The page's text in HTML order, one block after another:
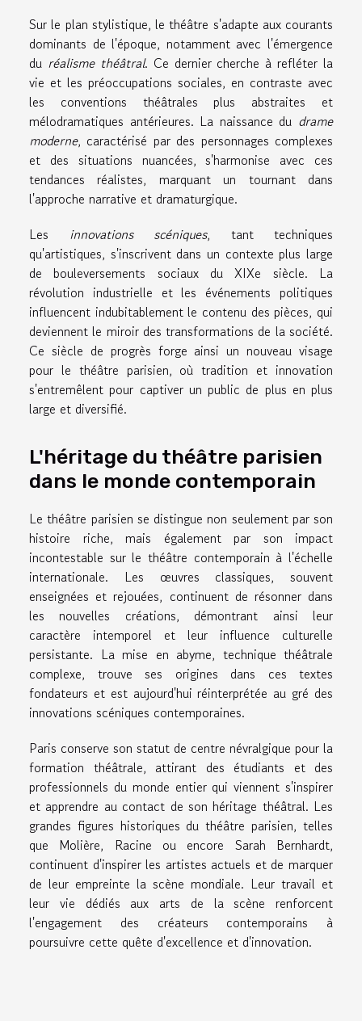
Sur le plan stylistique, le théâtre s'adapte aux courants
dominants de l'époque, notamment avec l'émergence
du réalisme théâtral. Ce dernier cherche à refléter la
vie et les préoccupations sociales, en contraste avec
les conventions théâtrales plus abstraites et
mélodramatiques antérieures. La naissance du drame
moderne, caractérisé par des personnages complexes
et des situations nuancées, s'harmonise avec ces
tendances réalistes, marquant un tournant dans
l'approche narrative et dramaturgique.
Les innovations scéniques, tant techniques
qu'artistiques, s'inscrivent dans un contexte plus large
de bouleversements sociaux du XIXe siècle. La
révolution industrielle et les événements politiques
influencent indubitablement le contenu des pièces, qui
deviennent le miroir des transformations de la société.
Ce siècle de progrès forge ainsi un nouveau visage
pour le théâtre parisien, où tradition et innovation
s'entremêlent pour captiver un public de plus en plus
large et diversifié.
L'héritage du théâtre parisien
dans le monde contemporain
Le théâtre parisien se distingue non seulement par son
histoire riche, mais également par son impact
incontestable sur le théâtre contemporain à l'échelle
internationale. Les œuvres classiques, souvent
enseignées et rejouées, continuent de résonner dans
les nouvelles créations, démontrant ainsi leur
caractère intemporel et leur influence culturelle
persistante. La mise en abyme, technique théâtrale
complexe, trouve ses origines dans ces textes
fondateurs et est aujourd'hui réinterprétée au gré des
innovations scéniques contemporaines.
Paris conserve son statut de centre névralgique pour la
formation théâtrale, attirant des étudiants et des
professionnels du monde entier qui viennent s'inspirer
et apprendre au contact de son héritage théâtral. Les
grandes figures historiques du théâtre parisien, telles
que Molière, Racine ou encore Sarah Bernhardt,
continuent d'inspirer les artistes actuels et de marquer
de leur empreinte la scène mondiale. Leur travail et
leur vie dédiés aux arts de la scène renforcent
l'engagement des créateurs contemporains à
poursuivre cette quête d'excellence et d'innovation.